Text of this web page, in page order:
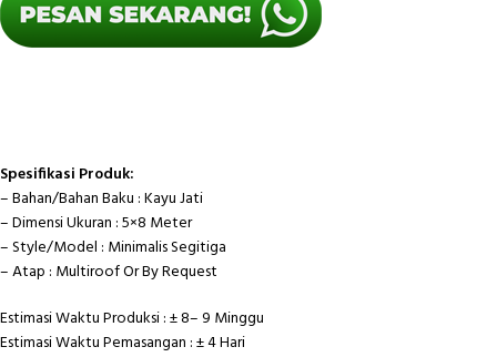
Spesifikasi Produk:
– Bahan/Bahan Baku : Kayu Jati
– Dimensi Ukuran : 5×8 Meter
– Style/Model : Minimalis Segitiga
– Atap : Multiroof Or By Request
Estimasi Waktu Produksi : ± 8– 9 Minggu
Estimasi Waktu Pemasangan : ± 4 Hari